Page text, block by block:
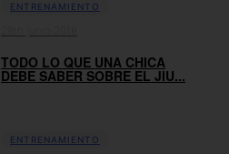
ENTRENAMIENTO
TODO LO QUE UNA CHICA
DEBE SABER SOBRE EL JIU...
ENTRENAMIENTO